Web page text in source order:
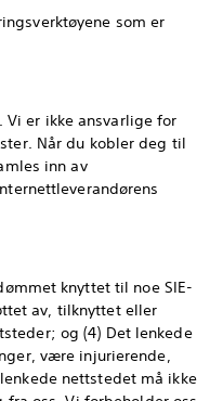
som er
Vi er ikke ansvarlige for
Når du kobler deg til
inn av
knyttet til noe SIE-
av, tilknyttet eller
og (4) Det lenkede
være injurierende,
nettstedet må ikke